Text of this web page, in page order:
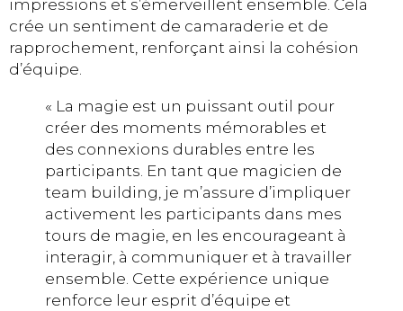
impressions et s’émerveillent ensemble. Cela
crée un sentiment de camaraderie et de
rapprochement, renforçant ainsi la cohésion
d’équipe.
« La magie est un puissant outil pour
créer des moments mémorables et
des connexions durables entre les
participants. En tant que magicien de
team building, je m’assure d’impliquer
activement les participants dans mes
tours de magie, en les encourageant à
interagir, à communiquer et à travailler
ensemble. Cette expérience unique
renforce leur esprit d’équipe et